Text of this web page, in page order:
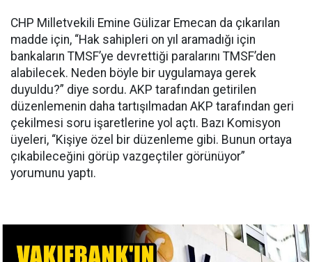
CHP Milletvekili Emine Gülizar Emecan da çıkarılan
madde için, “Hak sahipleri on yıl aramadığı için
bankaların TMSF’ye devrettiği paralarını TMSF’den
alabilecek. Neden böyle bir uygulamaya gerek
duyuldu?” diye sordu. AKP tarafından getirilen
düzenlemenin daha tartışılmadan AKP tarafından geri
çekilmesi soru işaretlerine yol açtı. Bazı Komisyon
üyeleri, “Kişiye özel bir düzenleme gibi. Bunun ortaya
çıkabileceğini görüp vazgeçtiler görünüyor”
yorumunu yaptı.